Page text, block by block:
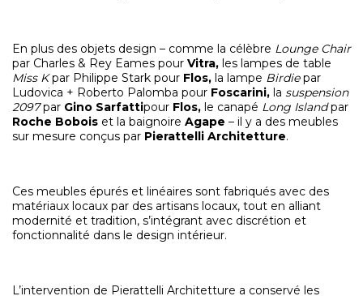
En plus des objets design – comme la célèbre Lounge Chair
par Charles & Rey Eames pour Vitra, les lampes de table
Miss Kpar Philippe Stark pour Flos, la lampe Birdiepar
Ludovica + Roberto Palomba pour Foscarini, la suspension
2097par Gino Sarfattipour Flos, le canapé Long Islandpar
Roche Bobois et la baignoire Agape – il y a des meubles
sur mesure conçus par Pierattelli Architetture.
Ces meubles épurés et linéaires sont fabriqués avec des
matériaux locaux par des artisans locaux, tout en alliant
modernité et tradition, s’intégrant avec discrétion et
fonctionnalité dans le design intérieur.
L’intervention de Pierattelli Architetture a conservé les